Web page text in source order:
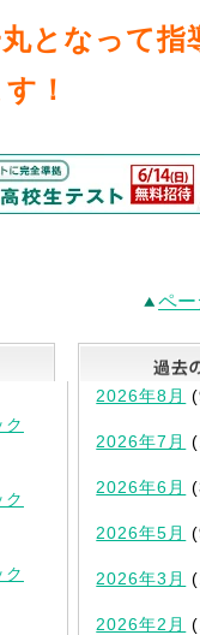
となって指
！
ペー
最新記事一覧
2026年8月
2026年7月
2026年6月
2026年5月
2026年3月
2026年2月